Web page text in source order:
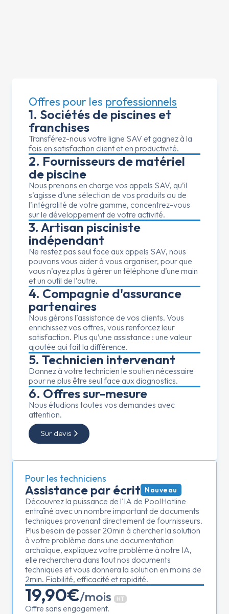
Offres pour les professionnels
1. Sociétés de piscines et
franchises
Transférez-nous votre ligne SAV et gagnez à la
fois en satisfaction client et en productivité.
2. Fournisseurs de matériel
de piscine
Nous prenons en charge vos appels SAV, qu’il
s’agisse d’une sélection de vos produits ou de
l’intégralité de votre gamme, concentrez-vous
sur le développement de votre activité.
3. Artisan pisciniste
indépendant
Ne restez pas seul face aux appels SAV, nous
pouvons vous aider à vous organiser, pour que
vous n’ayez plus à gérer un téléphone d’une main
et un outil de l’autre.
4. Compagnie d'assurance
partenaires
Nous gérons l’assistance de vos clients. Vous
enrichissez vos offres, vous renforcez leur
satisfaction. Plus qu’une assistance : une valeur
ajoutée qui fait la différence.
5. Technicien intervenant
Donnez à votre technicien le soutien nécessaire
pour ne plus être seul face aux diagnostics.
6. Offres sur-mesure
Nous étudions toutes vos demandes avec
attention.
Sur devis
Pour les techniciens
Assistance par écrit Nouveau
Découvrez la puissance de l'IA de PoolHotline
entraîné avec un nombre important de documents
techniques provenant directement de fournisseurs.
Plus besoin de passer 20min à chercher la solution
à votre problème dans une documentation
archaïque, expliquez votre problème à notre IA,
elle recherchera dans tout nos documents
techniques et vous donnera la solution en moins de
2min. Fiabilité, efficacité et rapidité.
19,90€/mois HT
Offre sans engagement.